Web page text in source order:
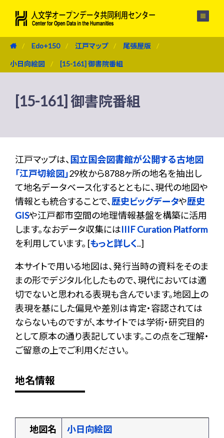
Edo+150 江戸マップ 尾張屋版
小日向絵図 [15-161] 御書院番組
[15-161] 御書院番組
江戸マップは、 国立国会図書館が公開する古地図
「江戸切絵図」29枚から8788ヶ所の地名を抽出し
て地名データベース化するとともに、現代の地図や
情報とも統合することで、歴史ビッグデータや歴史
GISや江戸都市空間の地理情報基盤を構築に活用
します。なおデータ収集にはIIIF Curation Platform
を利用しています。 [もっと詳しく..]
本サイトで用いる地図は、発行当時の資料をそのま
まの形でデジタル化したもので、現代においては適
切でないと思われる表現も含んでいます。地図上の
表現を基にした偏見や差別は肯定・容認されては
ならないものですが、本サイトでは学術・研究目的
として原本の通り表記しています。この点をご理解・
ご留意の上でご利用ください。
地名情報
地図名
小日向絵図